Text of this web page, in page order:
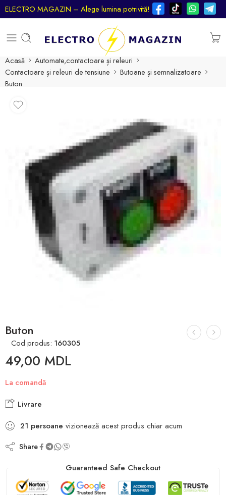
ELECTRO MAGAZIN – Alege lumina potrivită!
Acasă
Automate,contactoare și releuri
Contactoare și releuri de tensiune
Butoane și semnalizatoare
Buton
Buton
Cod produs: 160305
49,00 MDL
La comandă
Livrare
21 persoane vizionează acest produs chiar acum
Share
Guaranteed Safe Checkout